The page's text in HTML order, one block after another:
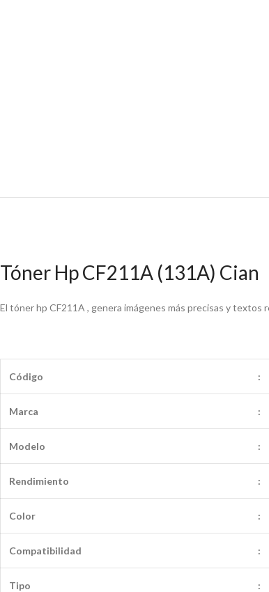
Tóner Hp CF211A (131A) Cian
El tóner hp CF211A , genera imágenes más precisas y
Código :
Marca :
Modelo :
Rendimiento :
Color :
Compatibilidad :
Tipo :